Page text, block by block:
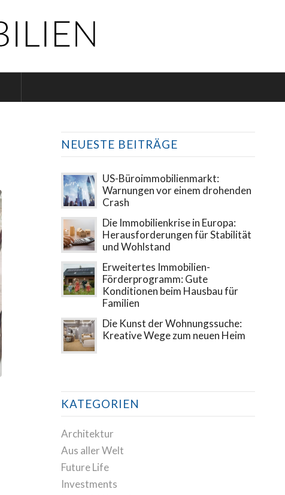
NEUESTE BEITRÄGE
US-Büroimmobilienmarkt:
Warnungen vor einem drohenden
Crash
Die Immobilienkrise in Europa:
Herausforderungen für Stabilität
und Wohlstand
Erweitertes Immobilien-
Förderprogramm: Gute
Konditionen beim Hausbau für
Familien
Die Kunst der Wohnungssuche:
Kreative Wege zum neuen Heim
KATEGORIEN
Architektur
Aus aller Welt
Future Life
Investments